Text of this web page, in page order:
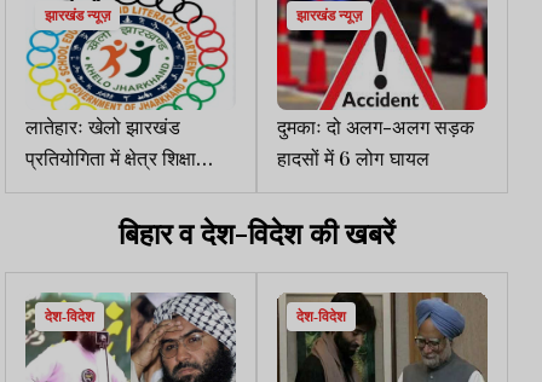
झारखंड न्यूज़
लातेहारः खेलो झारखंड
प्रतियोगिता में क्षेत्र शिक्षा
पदाधिकारी पर पक्षपात का
झारखंड न्यूज़
दुमकाः दो अलग-अलग सड़क
हादसों में 6 लोग घायल
बिहार व देश-विदेश की खबरें
देश-विदेश देश-विदेश